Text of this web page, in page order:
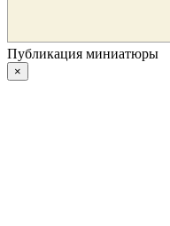
Публикация миниатюры
×